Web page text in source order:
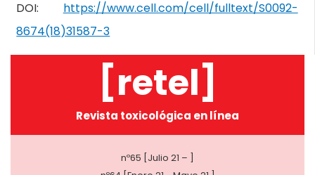
DOI: https://www.cell.com/cell/fulltext/S0092-
8674(18)31587-3
[retel]
Revista toxicológica en línea
nº65 [Julio 21 – ]